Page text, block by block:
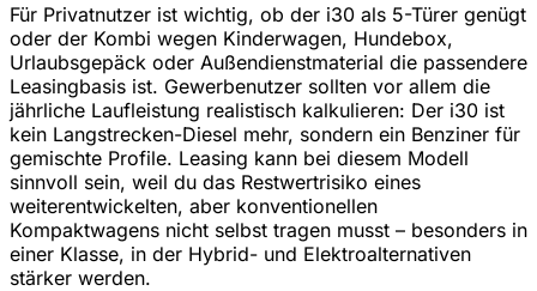
Für Privatnutzer ist wichtig, ob der i30 als 5-Türer genügt
oder der Kombi wegen Kinderwagen, Hundebox,
Urlaubsgepäck oder Außendienstmaterial die passendere
Leasingbasis ist. Gewerbenutzer sollten vor allem die
jährliche Laufleistung realistisch kalkulieren: Der i30 ist
kein Langstrecken-Diesel mehr, sondern ein Benziner für
gemischte Profile. Leasing kann bei diesem Modell
sinnvoll sein, weil du das Restwertrisiko eines
weiterentwickelten, aber konventionellen
Kompaktwagens nicht selbst tragen musst – besonders in
einer Klasse, in der Hybrid- und Elektroalternativen
stärker werden.